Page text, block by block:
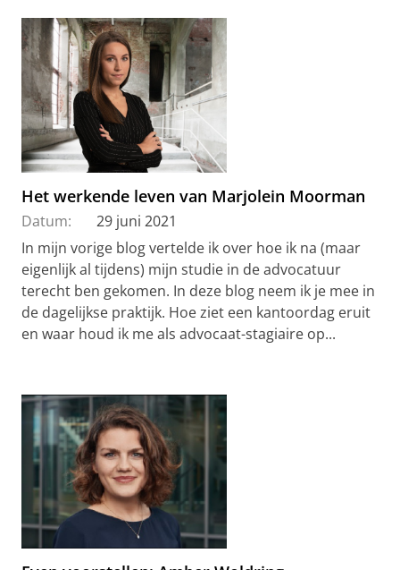
Het werkende leven van Marjolein Moorman
Datum:
29 juni 2021
In mijn vorige blog vertelde ik over hoe ik na (maar
eigenlijk al tijdens) mijn studie in de advocatuur
terecht ben gekomen. In deze blog neem ik je mee in
de dagelijkse praktijk. Hoe ziet een kantoordag eruit
en waar houd ik me als advocaat-stagiaire op...